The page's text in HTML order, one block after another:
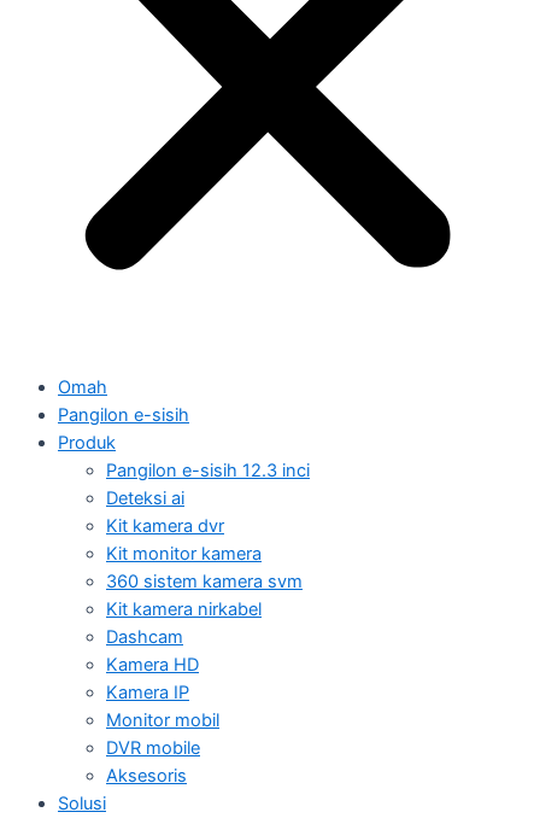
Omah
Pangilon e-sisih
Produk
Pangilon e-sisih 12.3 inci
Deteksi ai
Kit kamera dvr
Kit monitor kamera
360 sistem kamera svm
Kit kamera nirkabel
Dashcam
Kamera HD
Kamera IP
Monitor mobil
DVR mobile
Aksesoris
Solusi